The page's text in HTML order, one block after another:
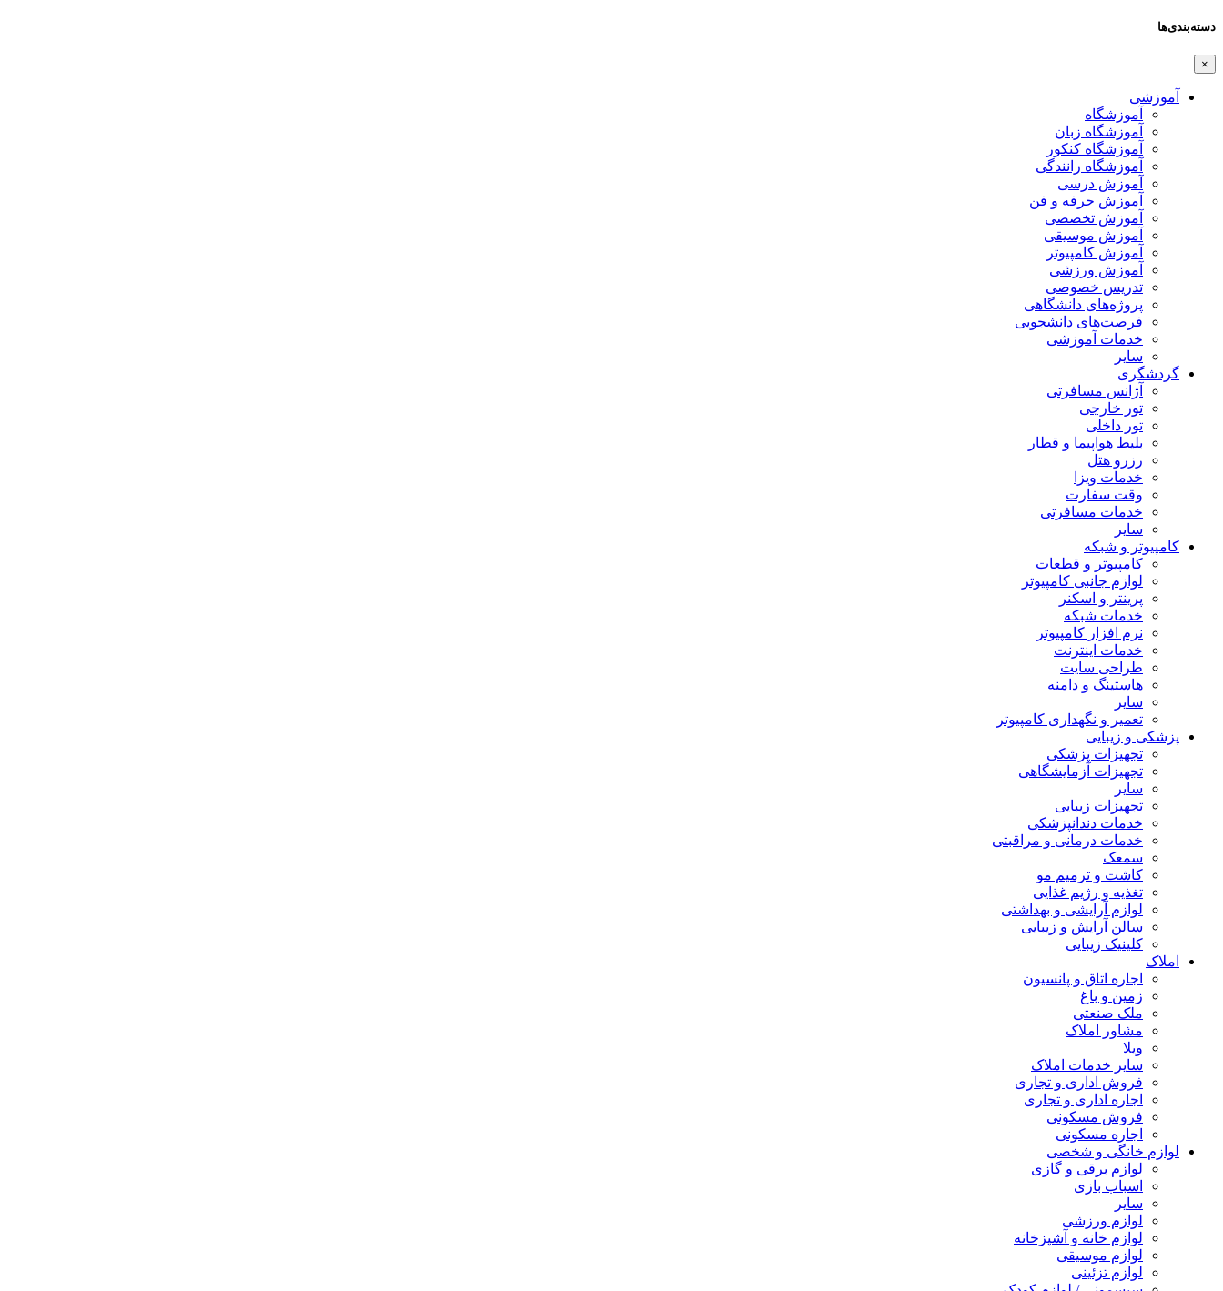
دسته‌بندی‌ها
×
آموزشی
آموزشگاه
آموزشگاه زبان
آموزشگاه کنکور
آموزشگاه رانندگی
آموزش درسی
آموزش حرفه و فن
آموزش تخصصی
آموزش موسیقی
آموزش کامپیوتر
آموزش ورزشی
تدریس خصوصی
پروژه‌های دانشگاهی
فرصت‌های دانشجویی
خدمات آموزشی
سایر
گردشگری
آژانس مسافرتی
تور خارجی
تور داخلی
بلیط هواپیما و قطار
رزرو هتل
خدمات ویزا
وقت سفارت
خدمات مسافرتی
سایر
کامپیوتر و شبکه
کامپیوتر و قطعات
لوازم جانبی کامپیوتر
پرینتر و اسکنر
خدمات شبکه
نرم افزار کامپیوتر
خدمات اینترنت
طراحی سایت
هاستینگ و دامنه
سایر
تعمیر و نگهداری کامپیوتر
پزشکی و زیبایی
تجهیزات پزشکی
تجهیزات آزمایشگاهی
سایر
تجهیزات زیبایی
خدمات دندانپزشکی
خدمات درمانی و مراقبتی
سمعک
کاشت و ترمیم مو
تغذیه و رژیم غذایی
لوازم آرایشی و بهداشتی
سالن آرایش و زیبایی
کلینیک زیبایی
املاک
اجاره اتاق و پانسیون
زمین و باغ
ملک صنعتی
مشاور املاک
ویلا
سایر خدمات املاک
فروش اداری و تجاری
اجاره اداری و تجاری
فروش مسکونی
اجاره مسکونی
لوازم خانگی و شخصی
لوازم برقی و گازی
اسباب بازی
سایر
لوازم ورزشی
لوازم خانه و آشپزخانه
لوازم موسیقی
لوازم تزئینی